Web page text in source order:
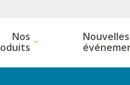
Nos
show submenu